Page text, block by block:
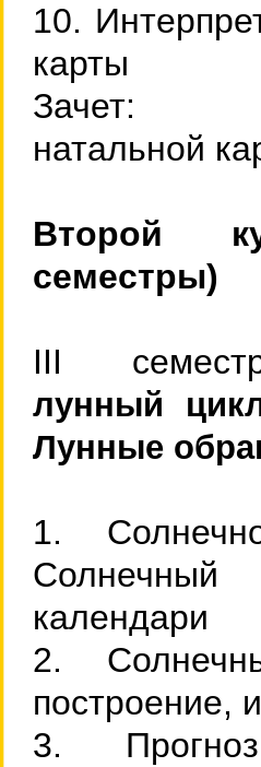
10.
карты
Зачет:
натальной
Второй
семестры)
III
лунный
Лунные
1.
календари
2.
построение,
3.